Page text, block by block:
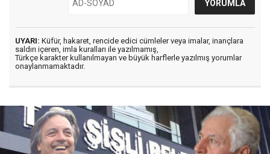
UYARI: Küfür, hakaret, rencide edici cümleler veya imalar, inançlara
saldırı içeren, imla kuralları ile yazılmamış,
Türkçe karakter kullanılmayan ve büyük harflerle yazılmış yorumlar
onaylanmamaktadır.